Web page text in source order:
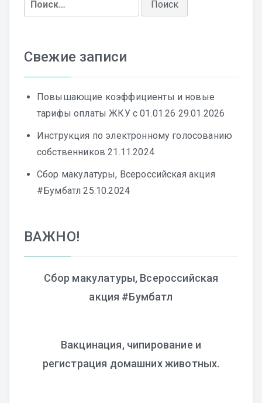
Свежие записи
Повышающие коэффициенты и новые
тарифы оплаты ЖКУ с 01.01.26 29.01.2026
Инструкция по электронному голосованию
собственников 21.11.2024
Сбор макулатуры, Всероссийская акция
#Бумбатл 25.10.2024
ВАЖНО!
Сбор макулатуры, Всероссийская
акция #Бумбатл
Вакцинация, чипирование и
регистрация домашних животных.